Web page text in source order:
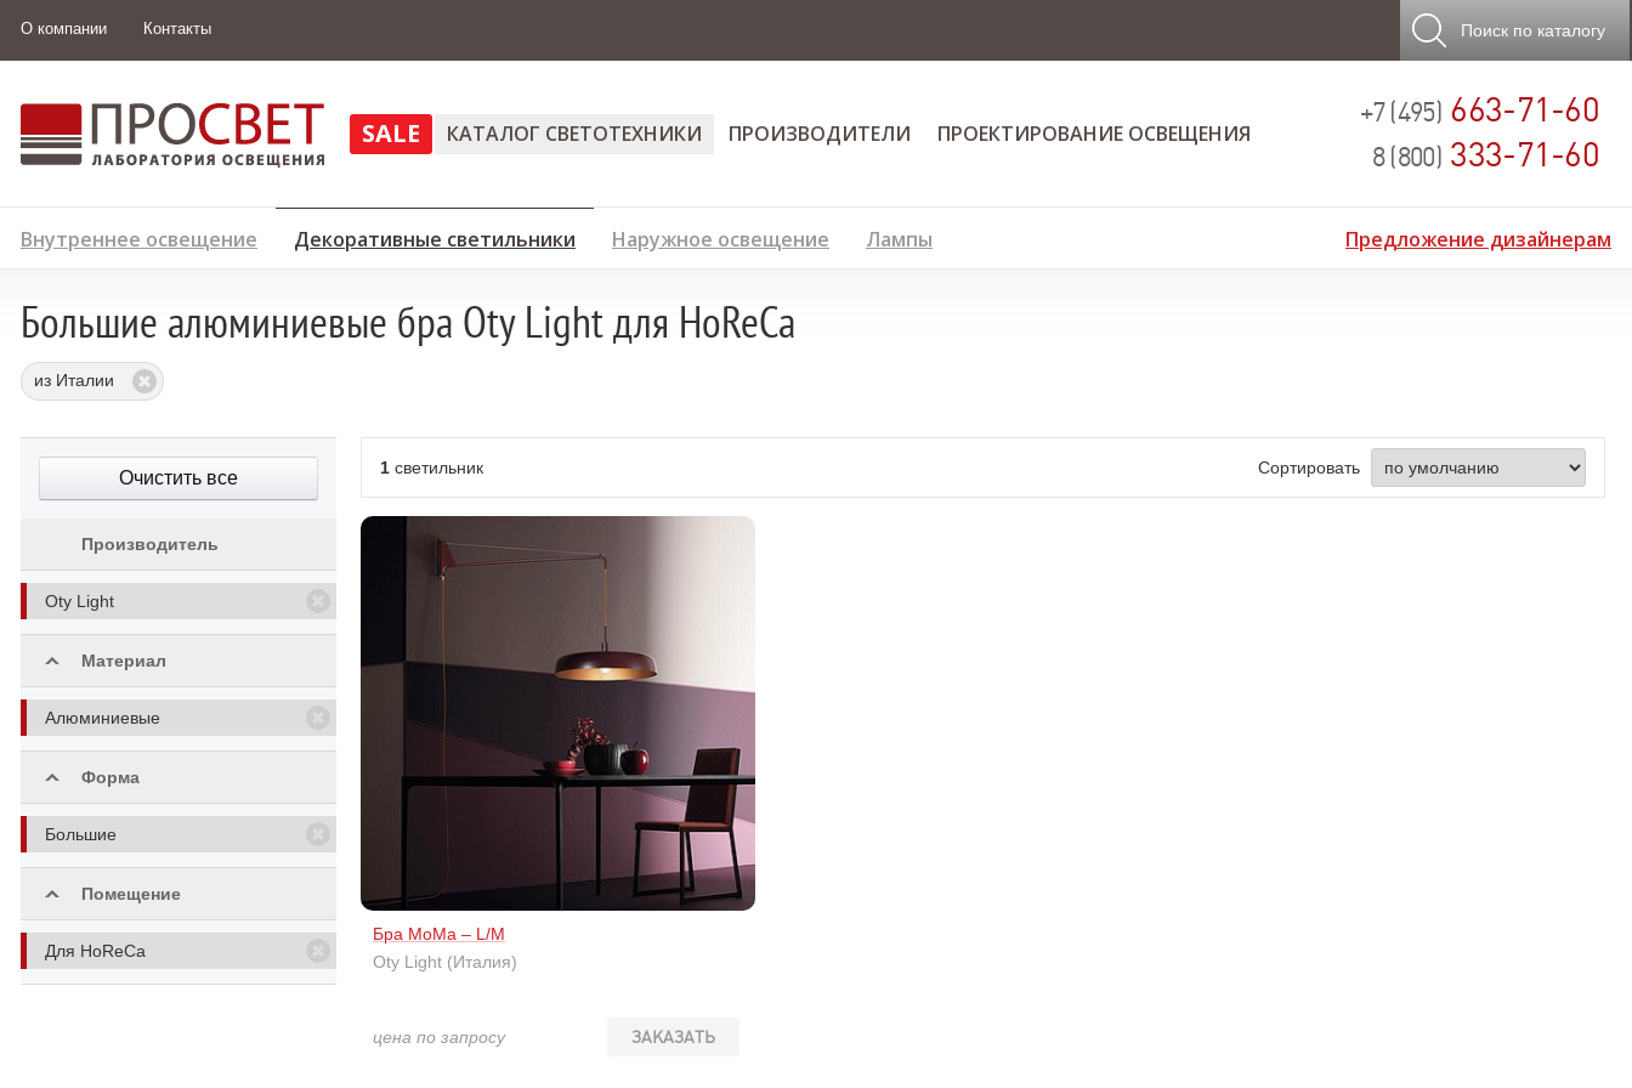
О компании Контакты Поиск по каталогу
+7 (495) 663-71-60
8 (800) 333-71-60
SALE КАТАЛОГ СВЕТОТЕХНИКИ ПРОИЗВОДИТЕЛИ ПРОЕКТИРОВАНИЕ ОСВЕЩЕНИЯ
Внутреннее освещение Декоративные светильники Наружное освещение Лампы Предложение дизайнерам
Большие алюминиевые бра Oty Light для HoReCa
из Италии
1 светильник Сортировать
Бра MoMa – L/M
Oty Light (Италия)
ЗАКАЗАТЬ
цена по запросу
Очистить все
Производитель
Oty Light
Материал
Алюминиевые
Форма
Большие
Помещение
Для HoReCa